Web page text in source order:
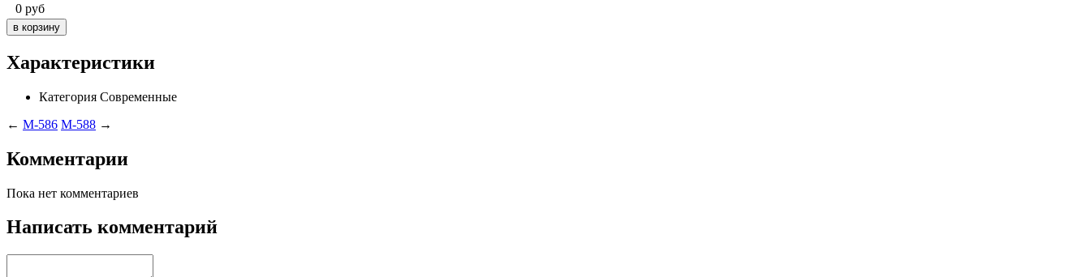
0 руб
Характеристики
Категория Современные
← M-586 M-588 →
Комментарии
Пока нет комментариев
Написать комментарий